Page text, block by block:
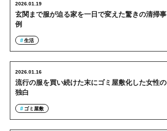
玄関まで服が迫る家を一日で変えた驚きの清掃事
例
2026.01.19
生活
流行の服を買い続けた末にゴミ屋敷化した女性の
独白
2026.01.16
ゴミ屋敷